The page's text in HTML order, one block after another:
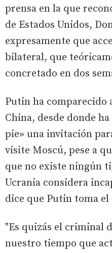
prensa en la que
de Estados Unidos,
expresamente que
bilateral, que
concretado en dos
Putin ha comparecido
China, desde donde
pie» una invitación
visite Moscú, pese a
que no existe ningún
Ucrania considera
dice que Putin toma
"Es quizás el criminal
nuestro tiempo que